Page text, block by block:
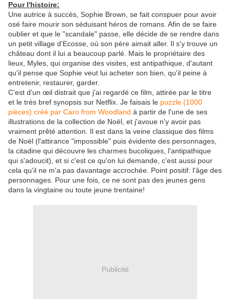
Pour l'histoire:
Une autrice à succès, Sophie Brown, se fait conspuer pour avoir
osé faire mourir son séduisant héros de romans. Afin de se faire
oublier et que le "scandale" passe, elle décide de se rendre dans
un petit village d'Ecosse, où son père aimait aller. Il s'y trouve un
château dont il lui a beaucoup parlé. Mais le propriétaire des
lieux, Myles, qui organise des visites, est antipathique, d'autant
qu'il pense que Sophie veut lui acheter son bien, qu'il peine à
entretenir, restaurer, garder.
C'est d'un œil distrait que j'ai regardé ce film, attirée par le titre
et le très bref synopsis sur Netflix. Je faisais le puzzle (1000
pièces) créé par Caro from Woodland à partir de l'une de ses
illustrations de la collection de Noël, et j'avoue n'y avoir pas
vraiment prêté attention. Il est dans la veine classique des films
de Noël (l'attirance "impossible" puis évidente des personnages,
la citadine qui découvre les charmes bucoliques, l'antipathique
qui s'adoucit), et si c'est ce qu'on lui demande, c'est aussi pour
cela qu'il ne m'a pas davantage accrochée. Point positif: l'âge des
personnages. Pour une fois, ce ne sont pas des jeunes gens
dans la vingtaine ou toute jeune trentaine!
Publicité